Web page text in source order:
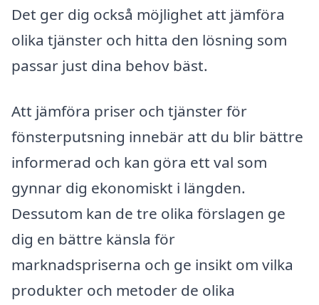
Det ger dig också möjlighet att jämföra
olika tjänster och hitta den lösning som
passar just dina behov bäst.
Att jämföra priser och tjänster för
fönsterputsning innebär att du blir bättre
informerad och kan göra ett val som
gynnar dig ekonomiskt i längden.
Dessutom kan de tre olika förslagen ge
dig en bättre känsla för
marknadspriserna och ge insikt om vilka
produkter och metoder de olika